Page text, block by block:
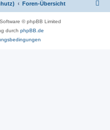
Foren-Übersicht
© phpBB Limited
durch phpBB.de